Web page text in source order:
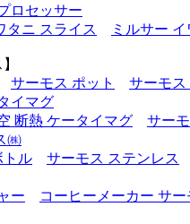
ロセッサー
タニ スライス ミルサー
サーモス ポット
サーモス
イマグ
断熱 ケータイマグ
サー
㈱
トル
サーモス ステンレス
ー
コーヒーメーカー サー